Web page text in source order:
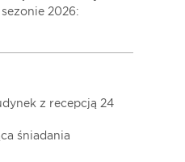
2026:
z recepcją 24
śniadania